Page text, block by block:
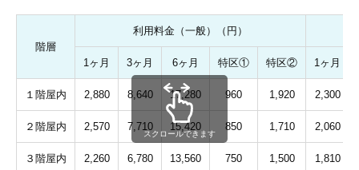
階層
利用料金（一般）（円）
1ヶ月 3ヶ月 6ヶ月 特区① 特区② 1ヶ月
１階屋内 2,880 8,640 17,280 960 1,920 2,300
２階屋内 2,570 7,710 15,420 850 1,710 2,060
３階屋内 2,260 6,780 13,560 750 1,500 1,810
スクロールできます